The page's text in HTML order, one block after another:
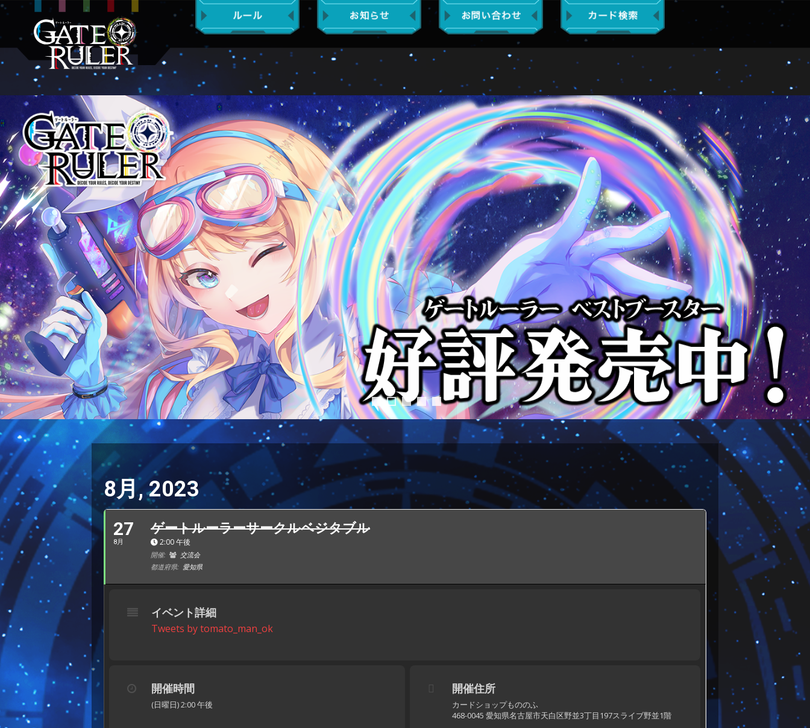
8月, 2023
27
8月
ゲートルーラーサークルベジタブル
2:00 午後
開催:
交流会
都道府県: 愛知県
イベント詳細
Tweets by tomato_man_ok
開催時間
(日曜日) 2:00 午後
開催住所
カードショップもののふ
468-0045 愛知県名古屋市天白区野並3丁目197スライブ野並1階